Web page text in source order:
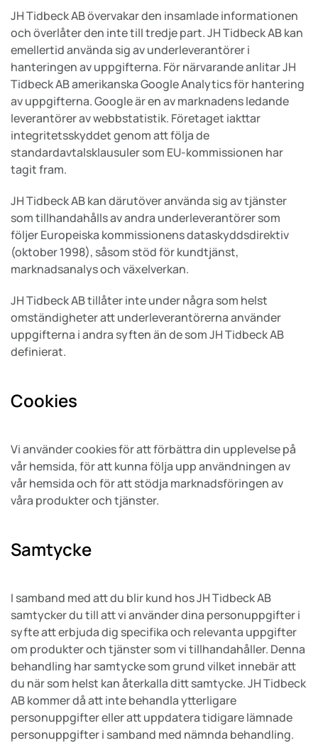
JH Tidbeck AB övervakar den insamlade informationen
och överlåter den inte till tredje part. JH Tidbeck AB kan
emellertid använda sig av underleverantörer i
hanteringen av uppgifterna. För närvarande anlitar JH
Tidbeck AB amerikanska Google Analytics för hantering
av uppgifterna. Google är en av marknadens ledande
leverantörer av webbstatistik. Företaget iakttar
integritetsskyddet genom att följa de
standardavtalsklausuler som EU-kommissionen har
tagit fram.
JH Tidbeck AB kan därutöver använda sig av tjänster
som tillhandahålls av andra underleverantörer som
följer Europeiska kommissionens dataskyddsdirektiv
(oktober 1998), såsom stöd för kundtjänst,
marknadsanalys och växelverkan.
JH Tidbeck AB tillåter inte under några som helst
omständigheter att underleverantörerna använder
uppgifterna i andra syften än de som JH Tidbeck AB
definierat.
Cookies
Vi använder cookies för att förbättra din upplevelse på
vår hemsida, för att kunna följa upp användningen av
vår hemsida och för att stödja marknadsföringen av
våra produkter och tjänster.
Samtycke
I samband med att du blir kund hos JH Tidbeck AB
samtycker du till att vi använder dina personuppgifter i
syfte att erbjuda dig specifika och relevanta uppgifter
om produkter och tjänster som vi tillhandahåller. Denna
behandling har samtycke som grund vilket innebär att
du när som helst kan återkalla ditt samtycke. JH Tidbeck
AB kommer då att inte behandla ytterligare
personuppgifter eller att uppdatera tidigare lämnade
personuppgifter i samband med nämnda behandling.